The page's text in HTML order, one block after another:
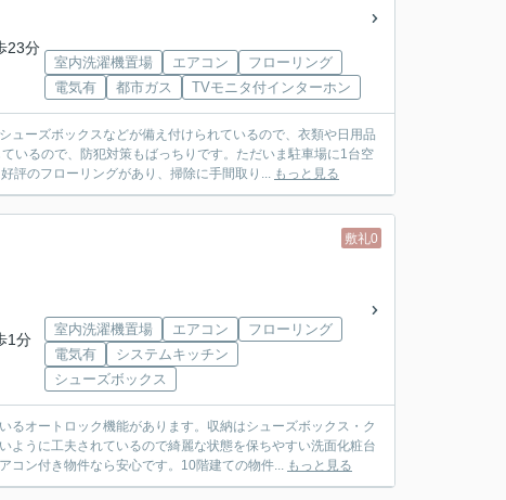
23分
室内洗濯機置場 エアコン
フローリング
電気有
都市ガス TVモニタ付インターホン
ューズボックスなどが備え付けられているので、衣類や日用品
いるので、防犯対策もばっちりです。ただいま駐車場に1台空
評のフローリングがあり、掃除に手間取り... もっと見る
敷礼0
1分
室内洗濯機置場 エアコン
フローリング
電気有
システムキッチン
シューズボックス
るオートロック機能があります。収納はシューズボックス・ク
ように工夫されているので綺麗な状態を保ちやすい洗面化粧台
コン付き物件なら安心です。10階建ての物件... もっと見る